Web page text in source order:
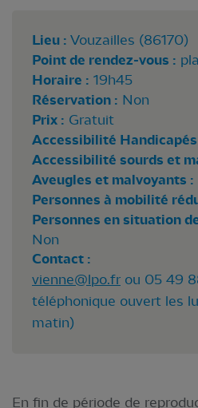
Lieu : Vouzailles (86170)
Point de rendez-vous :
Horaire : 19h45
Réservation : Non
Prix : Gratuit
Accessibilité
Accessibilité sourds et
Aveugles et malvoyants :
Personnes à mobilité
Personnes en situation
Non
Contact :
vienne@lpo.fr ou 05 49
téléphonique ouvert les
matin)
En fin de période de